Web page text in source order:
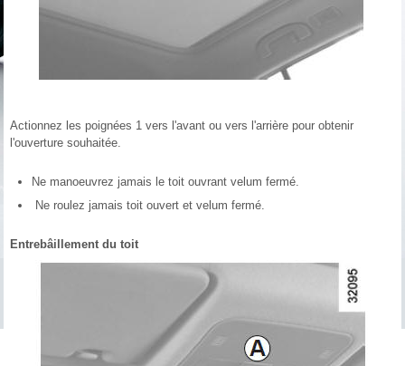
Actionnez les poignées 1 vers l'avant ou vers l'arrière pour obtenir
l'ouverture souhaitée.
Ne manoeuvrez jamais le toit ouvrant velum fermé.
Ne roulez jamais toit ouvert et velum fermé.
Entrebâillement du toit